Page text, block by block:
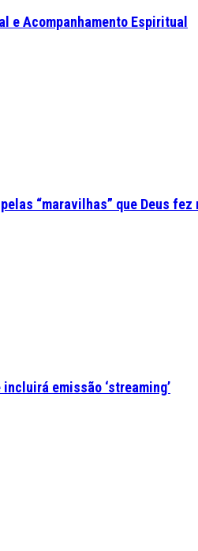
e Acompanhamento Espiritual
“maravilhas” que Deus fez
emissão ‘streaming’